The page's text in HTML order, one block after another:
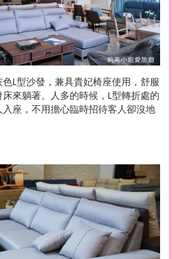
色L型沙發，兼具貴妃椅座使用，舒服
來躺著。人多的時候， L型轉折處的
入座，不用擔心臨時招待客人卻沒地